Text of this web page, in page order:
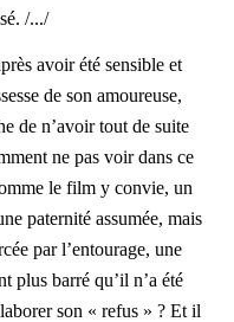
/.../
avoir été sensible et
de son amoureuse,
de n’avoir tout de suite
ne pas voir dans ce
le film y convie, un
paternité assumée, mais
par l’entourage, une
plus barré qu’il n’a été
son « refus » ? Et il